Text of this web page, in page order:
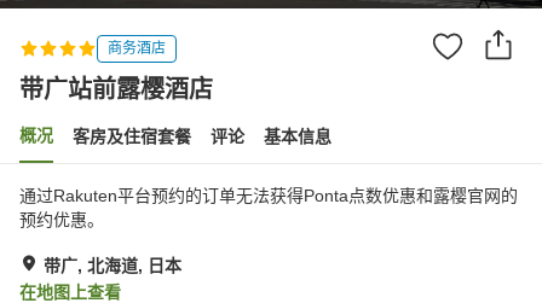
商务酒店
带广站前露樱酒店
概况 客房及住宿套餐 评论 基本信息
通过Rakuten平台预约的订单无法获得Ponta点数优惠和露樱官网的
预约优惠。
带广, 北海道, 日本
在地图上查看